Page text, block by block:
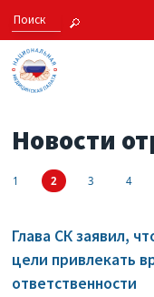
Новости
1 2 3 4
Глава СК заявил,
цели привлекать
ответственности